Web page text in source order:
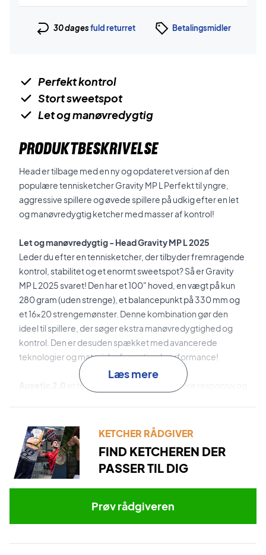
30 dagesfuld returret Betalingsmidler
Perfekt kontrol
Stort sweetspot
Let og manøvredygtig
PRODUKTBESKRIVELSE
Head er tilbage med en ny og opdateret version af den
populære tennisketcher Gravity MP L Perfekt til yngre,
aggressive spillere og øvede spillere på udkig efter en let
og manøvredygtig ketcher med masser af kontrol!
Let og manøvredygtig - Head Gravity MP L 2025
Leder du efter en tennisketcher, der tilbyder fremragende
kontrol, stabilitet og et enormt sweetspot? Så er Gravity
MP L 2025 svaret! Den har et 100" hoved, en vægt på kun
280 gram (uden strenge), et balancepunkt på 330 mm og
et 16x20 strengemønster. Denne kombination gør den
ideel til spillere, der søger ekstra manøvredygtighed og
kontrol. Den er desuden spækket med avancerede
teknologier og materialer for optimal performance!
er teknologien, der giver en mere responsiv og
Graphene Inside
er de strategisk placerede grafitfibre, der
styrker rammen, forbedrer stabiliteten og optimerer
energioverførslen.
Dette store sweetspot er resultatet af den afrundede
hovedform og at den bredeste strengsektion er placeret
Læs mere
KETCHER RÅDGIVER
FIND KETCHEREN DER
PASSER TIL DIG
Prøv rådgiveren